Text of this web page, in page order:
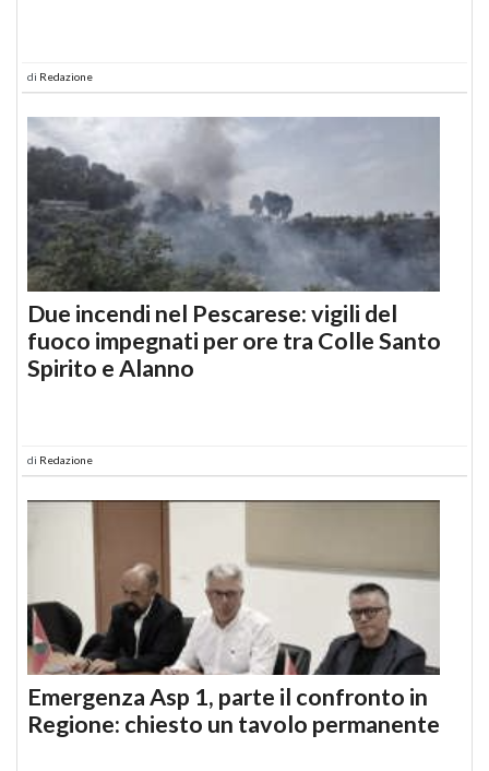
di Redazione
Due incendi nel Pescarese: vigili del
fuoco impegnati per ore tra Colle Santo
Spirito e Alanno
di Redazione
Emergenza Asp 1, parte il confronto in
Regione: chiesto un tavolo permanente